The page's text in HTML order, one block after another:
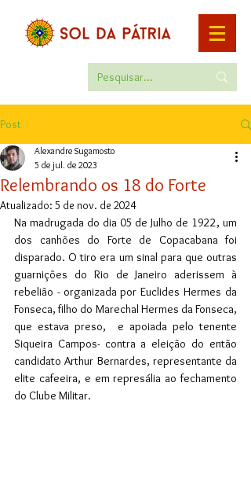
Post
Relembrando os 18 do Forte
Alexandre Sugamosto
5 de jul. de 2023
Atualizado: 5 de nov. de 2024
Na madrugada do dia 05 de Julho de 1922, um
dos canhões do Forte de Copacabana foi
disparado. O tiro era um sinal para que outras
guarnições do Rio de Janeiro aderissem à
rebelião - organizada por Euclides Hermes da
Fonseca, filho do Marechal Hermes da Fonseca,
que estava preso,  e apoiada pelo tenente
Siqueira Campos- contra a eleição do então
candidato Arthur Bernardes, representante da
elite cafeeira, e em represália ao fechamento
do Clube Militar.